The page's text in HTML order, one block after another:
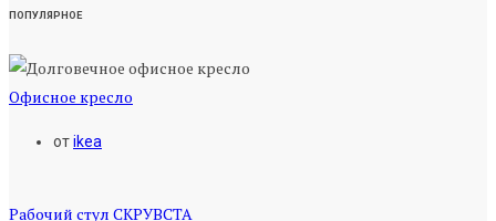
ПОПУЛЯРНОЕ
Офисное кресло
отikea
Рабочий стул СКРУВСТА